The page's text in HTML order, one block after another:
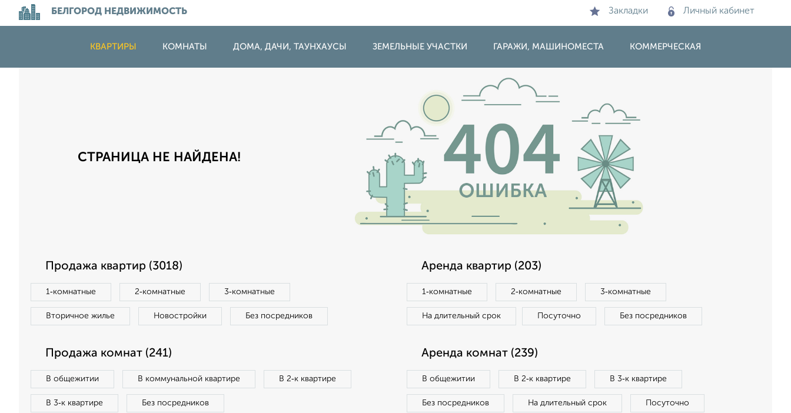
БЕЛГОРОД НЕДВИЖИМОСТЬ Закладки Личный кабинет
КВАРТИРЫ КОМНАТЫ ДОМА, ДАЧИ, ТАУНХАУСЫ ЗЕМЕЛЬНЫЕ УЧАСТКИ ГАРАЖИ, МАШИНОМЕСТА КОММЕРЧЕСКАЯ
СТРАНИЦА НЕ НАЙДЕНА!
Продажа квартир (3018)
1‑комнатные 2‑комнатные 3‑комнатные
Вторичное жилье Новостройки Без посредников
Аренда квартир (203)
1‑комнатные 2‑комнатные 3‑комнатные
На длительный срок Посуточно Без посредников
Продажа комнат (241)
В общежитии В коммунальной квартире В 2‑к квартире
В 3‑к квартире Без посредников
Аренда комнат (239)
В общежитии В 2‑к квартире В 3‑к квартире
Без посредников На длительный срок Посуточно